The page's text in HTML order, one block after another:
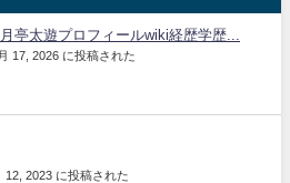
亭太遊プロフィールwiki経歴学歴...
17, 2026 に投稿された
12, 2023 に投稿された